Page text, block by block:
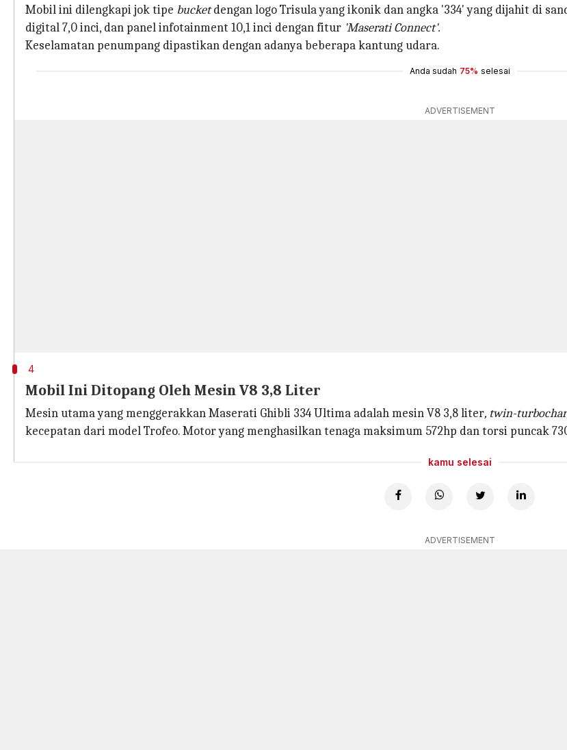
Mobil ini dilengkapi jok tipe bucketdengan logo Trisula yang ikonik dan angka '334' yang dijahit di
digital 7,0 inci, dan panel infotainment 10,1 inci dengan fitur 'Maserati Connect'.
Keselamatan penumpang dipastikan dengan adanya beberapa kantung udara.
Anda sudah 75% selesai
ADVERTISEMENT
4
Mobil Ini Ditopang Oleh Mesin V8 3,8 Liter
Mesin utama yang menggerakkan Maserati Ghibli 334 Ultima adalah mesin V8 3,8 liter, twin-
kecepatan dari model Trofeo. Motor yang menghasilkan tenaga maksimum 572hp dan torsi puncak
kamu selesai
ADVERTISEMENT